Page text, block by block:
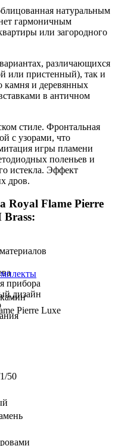
натуральным
гармоничным
или загородного
различающихся
или пристенный), так и
камня и деревянных
в античном
стиле. Фронтальная
с узорами, что
игры пламени
поленьев и
истекла. Эффект
дров.
Royal Flame Pierre
Brass:
прибора
дизайн
Pierre Luxe
50